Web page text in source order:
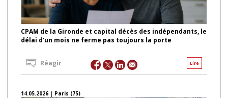
CPAM de la Gironde et capital décès des indépendants, le
délai d’un mois ne ferme pas toujours la porte
Lire
Réagir
14.05.2026 | Paris (75)